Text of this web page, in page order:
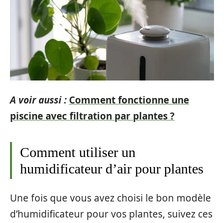
A voir aussi : Comment fonctionne une
piscine avec filtration par plantes ?
Comment utiliser un
humidificateur d’air pour plantes
Une fois que vous avez choisi le bon modèle
d’humidificateur pour vos plantes, suivez ces